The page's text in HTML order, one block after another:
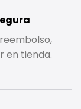
en tienda.